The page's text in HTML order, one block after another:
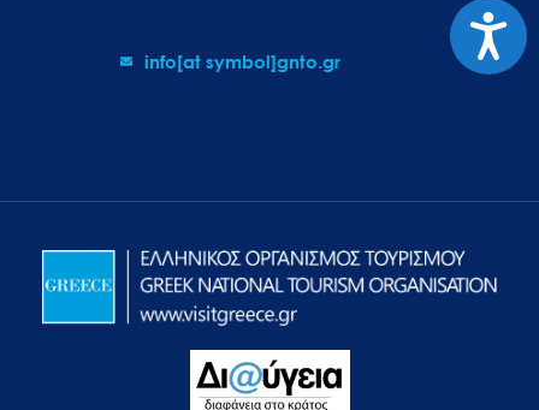
info[at symbol]gnto.gr